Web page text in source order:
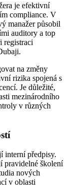
je efektivní
compliance. V
manažer působil
auditory a top
registraci
na změny
rizika spojená s
Je důležité,
mezinárodního
v různých
interní předpisy.
pravidelné školení
nových
v oblasti